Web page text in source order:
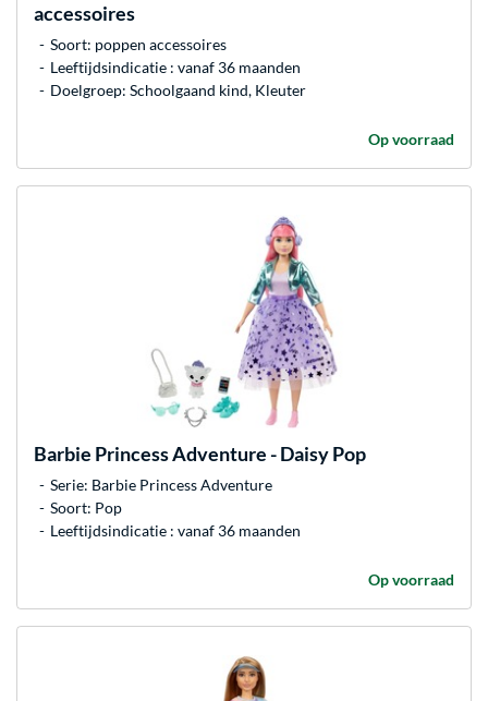
accessoires
Soort: poppen accessoires
Leeftijdsindicatie : vanaf 36 maanden
Doelgroep: Schoolgaand kind, Kleuter
Op voorraad
Barbie Princess Adventure - Daisy Pop
Serie: Barbie Princess Adventure
Soort: Pop
Leeftijdsindicatie : vanaf 36 maanden
Op voorraad